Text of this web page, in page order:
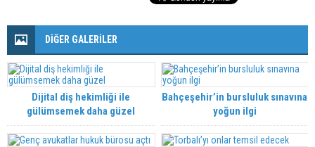
DİĞER GALERİLER
Dijital diş hekimliği ile
gülümsemek daha güzel
Bahçeşehir’in bursluluk sınavına
yoğun ilgi